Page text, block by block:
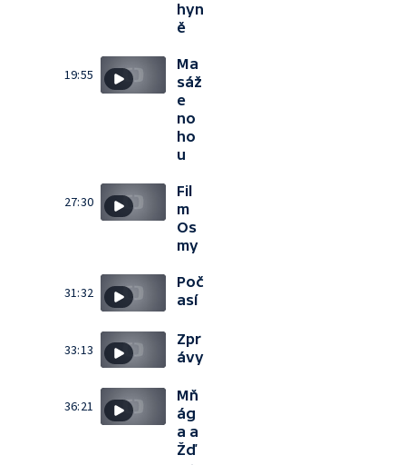
hyn
ě
19:55
Ma
sáž
e
no
ho
u
27:30
Fil
m
Os
my
31:32
Poč
así
33:13
Zpr
ávy
36:21
Mň
ág
a a
Žď